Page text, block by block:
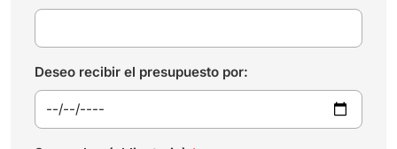
Deseo recibir el presupuesto por: